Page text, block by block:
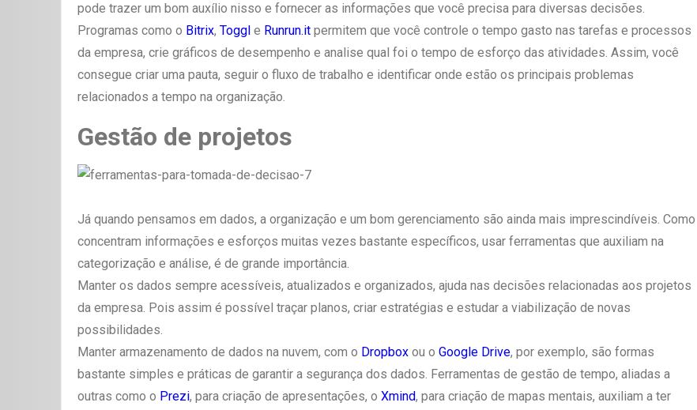
pode trazer um bom auxílio nisso e fornecer as informações que você precisa para diversas decisões.
Programas como o Bitrix, Toggl e Runrun.it permitem que você controle o tempo gasto nas tarefas e processos
da empresa, crie gráficos de desempenho e analise qual foi o tempo de esforço das atividades. Assim, você
consegue criar uma pauta, seguir o fluxo de trabalho e identificar onde estão os principais problemas
relacionados a tempo na organização.
Gestão de projetos
Já quando pensamos em dados, a organização e um bom gerenciamento são ainda mais imprescindíveis. Como
concentram informações e esforços muitas vezes bastante específicos, usar ferramentas que auxiliam na
categorização e análise, é de grande importância.
Manter os dados sempre acessíveis, atualizados e organizados, ajuda nas decisões relacionadas aos projetos
da empresa. Pois assim é possível traçar planos, criar estratégias e estudar a viabilização de novas
possibilidades.
Manter armazenamento de dados na nuvem, com o Dropbox ou o Google Drive, por exemplo, são formas
bastante simples e práticas de garantir a segurança dos dados. Ferramentas de gestão de tempo, aliadas a
outras como o Prezi, para criação de apresentações, o Xmind, para criação de mapas mentais, auxiliam a ter